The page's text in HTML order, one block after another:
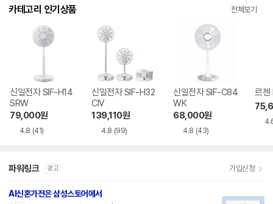
카테고리 인기상품 전체보기
신일전자 SIF-H14
SRW
79,000원
4.8 (41)
신일전자 SIF-H32
CIV
139,110원
4.8 (99)
신일전자 SIF-C84
WK
68,000원
4.8 (43)
르젠
파워링크 광고 가입신청
AI신혼가전은 삼성스토어에서